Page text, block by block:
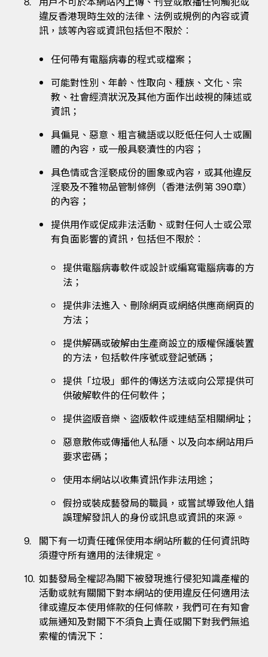
違反香港現時生效的法律、法例或規例的內容或資
訊，該等內容或資訊包括但不限於︰
任何帶有電腦病毒的程式或檔案；
可能對性別、年齡、性取向、種族、文化、宗
教、社會經濟狀況及其他方面作出歧視的陳述或
資訊；
具偏見、惡意、粗言穢語或以貶低任何人士或團
體的內容，或一般具褻瀆性的内容；
具色情或含淫褻成份的圖象或內容，或其他違反
淫褻及不雅物品管制條例（香港法例第 390章）
的內容；
提供用作或促成非法活動、或對任何人士或公眾
有負面影響的資訊，包括但不限於︰
提供電腦病毒軟件或設計或編寫電腦病毒的方
法；
提供非法進入、刪除網頁或網絡供應商網頁的
方法；
提供解碼或破解由生產商設立的版權保護裝置
的方法，包括軟件序號或登記號碼；
提供「垃圾」郵件的傳送方法或向公眾提供可
供破解軟件的任何軟件；
提供盜版音樂、盜版軟件或連結至相關網址；
惡意散佈或傳播他人私隱、以及向本網站用戶
要求密碼；
使用本網站以收集資訊作非法用途；
假扮或裝成藝發局的職員，或嘗試導致他人錯
誤理解發訊人的身份或訊息或資訊的來源。
閣下有一切責任確保使用本網站所載的任何資訊時
須遵守所有適用的法律規定。
如藝發局全權認為閣下被發現進行侵犯知識產權的
活動或就有關閣下對本網站的使用違反任何適用法
律或違反本使用條款的任何條款，我們可在有知會
或無通知及對閣下不須負上責任或閣下對我們無追
索權的情況下：